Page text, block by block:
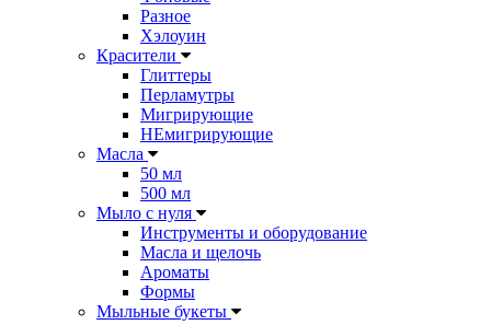
Разное
Хэлоуин
Красители
Глиттеры
Перламутры
Мигрирующие
НЕмигрирующие
Масла
50 мл
500 мл
Мыло с нуля
Инструменты и оборудование
Масла и щелочь
Ароматы
Формы
Мыльные букеты